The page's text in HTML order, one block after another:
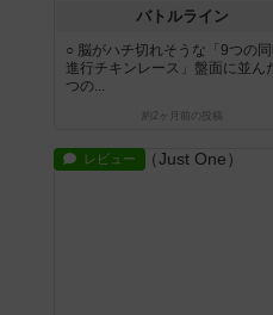
バトルライン
○ 脳がハチ切れそうな「9つの
進行チキンレース」盤面に並ん
つの...
約2ヶ月前 の投稿
レビュー